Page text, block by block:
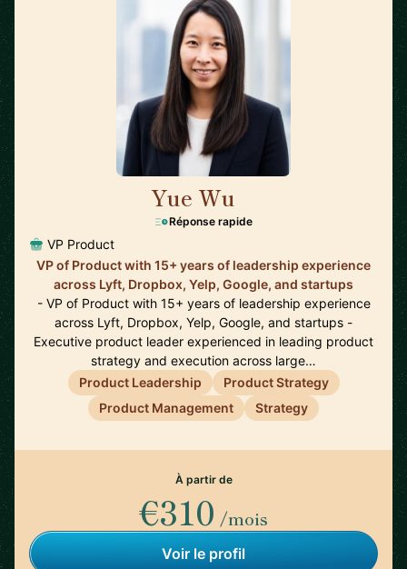
Yue Wu
Réponse rapide
VP Product
VP of Product with 15+ years of leadership experience
across Lyft, Dropbox, Yelp, Google, and startups
- VP of Product with 15+ years of leadership experience
across Lyft, Dropbox, Yelp, Google, and startups -
Executive product leader experienced in leading product
strategy and execution across large…
Product Leadership
Product Strategy
Product Management
Strategy
À partir de
€310 /mois
Voir le profil